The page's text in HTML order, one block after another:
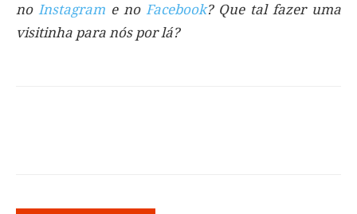
no Instagrame no Facebook? Que tal fazer uma
visitinha para nós por lá?